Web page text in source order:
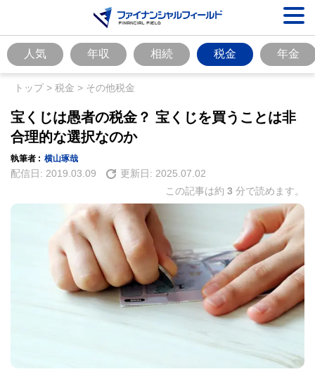
人気 年収 相続 税金 年金
トップ> 税金 > その他税金
宝くじは愚者の税金？ 宝くじを買うことは非
合理的な選択なのか
執筆者 : 横山琢哉
配信日: 2019.03.09 更新日: 2025.07.02
この記事は約 3 分で読めます。